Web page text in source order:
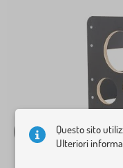
Questo sito
Ulteriori